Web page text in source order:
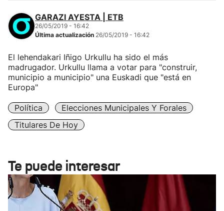
GARAZI AYESTA | ETB
26/05/2019 - 16:42
Última actualización 26/05/2019 - 16:42
El lehendakari Iñigo Urkullu ha sido el más
madrugador. Urkullu llama a votar para "construir,
municipio a municipio" una Euskadi que "está en
Europa"
Política
Elecciones Municipales Y Forales
Titulares De Hoy
Te puede interesar